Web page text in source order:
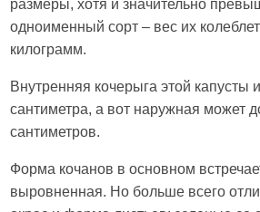
размеры, хотя и значительно
одноименный сорт – вес их
килограмм.
Внутренняя кочерыга этой капусты
сантиметра, а вот наружная может
сантиметров.
Форма кочанов в основном
выровненная. Но больше всего